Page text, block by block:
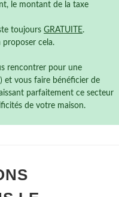
le montant de la taxe
toujours GRATUITE.
proposer cela.
rencontrer pour une
et vous faire bénéficier de
parfaitement ce secteur
de votre maison.